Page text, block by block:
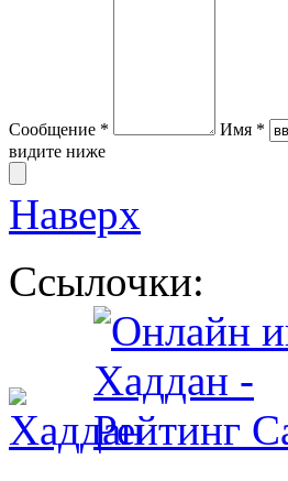
Сообщение * Имя *
видите ниже
Наверх
Ссылочки: